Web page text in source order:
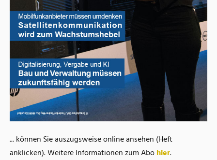
... können Sie auszugsweise online ansehen (Heft
anklicken). Weitere Informationen zum Abohier.